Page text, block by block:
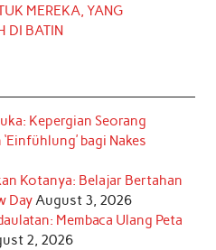
MEREKA, YANG
DI BATIN
Kepergian Seorang
bagi Nakes
Kotanya: Belajar Bertahan
DayAugust 3, 2026
Membaca Ulang Peta
2, 2026